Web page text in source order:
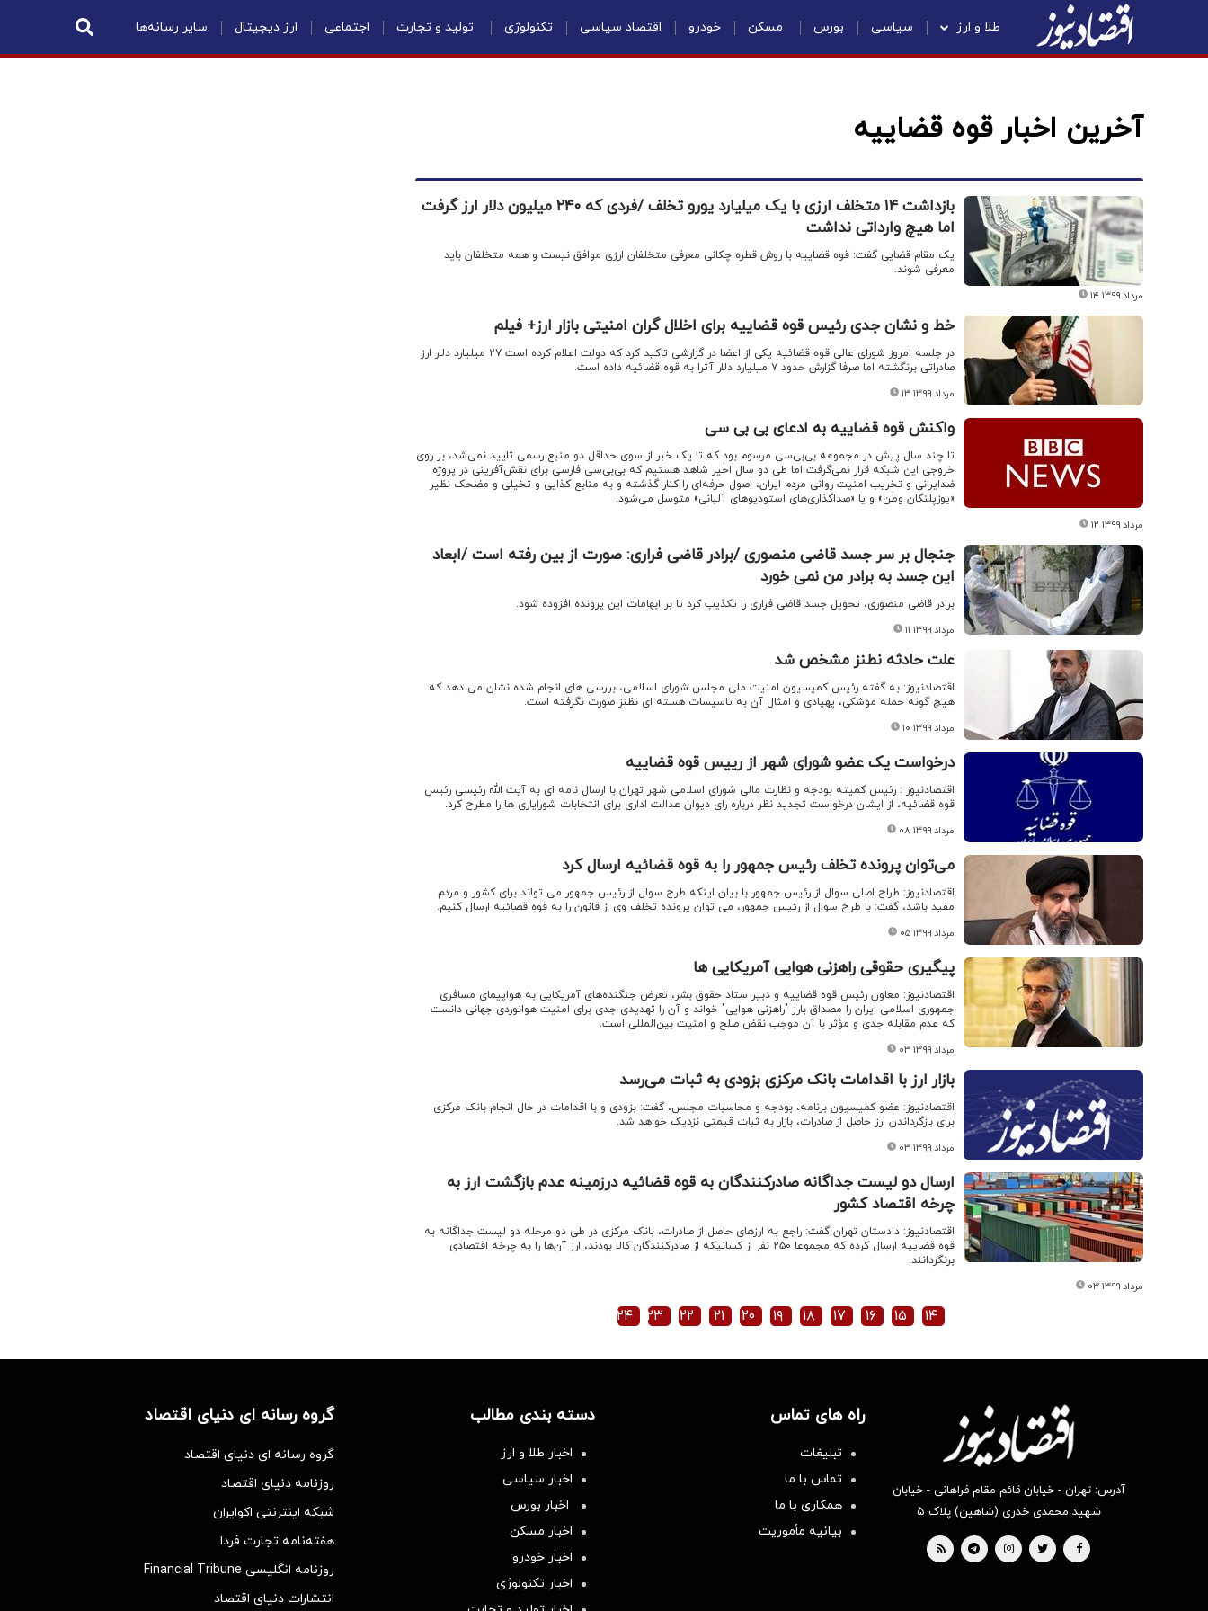
طلا و ارز سیاسی بورس مسکن خودرو اقتصاد سیاسی تکنولوژی تولید و تجارت اجتماعی ارز دیجیتال سایر رسانه‌ها
آخرین اخبار قوه قضاییه
بازداشت ۱۴ متخلف ارزی با یک میلیارد یورو تخلف /فردی که ۲۴۰ میلیون دلار ارز گرفت
اما هیچ وارداتی نداشت
یک مقام قضایی گفت: قوه قضاییه با روش قطره چکانی معرفی متخلفان ارزی موافق نیست و همه متخلفان باید
معرفی شوند.
۱۴ مرداد ۱۳۹۹
خط و نشان جدی رئیس قوه قضاییه برای اخلال گران امنیتی بازار ارز+ فیلم
در جلسه امروز شورای عالی قوه قضائیه یکی از اعضا در گزارشی تاکید کرد که دولت اعلام کرده است ۲۷ میلیارد دلار ارز
صادراتی برنگشته اما صرفا گزارش حدود ۷ میلیارد دلار آترا به قوه قضائیه داده است.
۱۳ مرداد ۱۳۹۹
واکنش قوه قضاییه به ادعای بی بی سی
تا چند سال پیش در مجموعه بی‌بی‌سی مرسوم بود که تا یک خبر از سوی حداقل دو منبع رسمی تایید نمی‌شد، بر روی
خروجی این شبکه قرار نمی‌گرفت اما طی دو سال اخیر شاهد هستیم که بی‌بی‌سی فارسی برای نقش‌آفرینی در پروژه
ضدایرانی و تخریب امنیت روانی مردم ایران، اصول حرفه‌ای را کنار گذشته و به منابع کذایی و تخیلی و مضحک نظیر
«یوزپلنگان وطن» و یا «صداگذاری‌های استودیوهای آلبانی» متوسل می‌شود.
۱۲ مرداد ۱۳۹۹
جنجال بر سر جسد قاضی منصوری /برادر قاضی فراری: صورت از بین رفته است /ابعاد
این جسد به برادر من نمی خورد
برادر قاضی منصوری، تحویل جسد قاضی فراری را تکذیب کرد تا بر ابهامات این پرونده افزوده شود.
۱۱ مرداد ۱۳۹۹
علت حادثه نطنز مشخص شد
اقتصادنیوز: به گفته رئیس کمیسیون امنیت ملی مجلس شورای اسلامی، بررسی های انجام شده نشان می دهد که
هیچ گونه حمله موشکی، پهپادی و امثال آن به تاسیسات هسته ای نظنز صورت نگرفته است.
۱۰ مرداد ۱۳۹۹
درخواست یک عضو شورای شهر از رییس قوه قضاییه
اقتصادنیوز :‌ رئیس کمیته بودجه و نظارت مالی شورای اسلامی شهر تهران با ارسال نامه ای به آیت الله رئیسی رئیس
قوه قضائیه، از ایشان درخواست تجدید نظر درباره رای دیوان عدالت اداری برای انتخابات شورایاری ها را مطرح کرد.
۰۸ مرداد ۱۳۹۹
می‌توان پرونده تخلف رئیس جمهور را به قوه قضائیه ارسال کرد
اقتصادنیوز: طراح اصلی سوال از رئیس جمهور با بیان اینکه طرح سوال از رئیس جمهور می تواند برای کشور و مردم
مفید باشد، گفت: با طرح سوال از رئیس جمهور، می توان پرونده تخلف وی از قانون را به قوه قضائیه ارسال کنیم.
۰۵ مرداد ۱۳۹۹
پیگیری حقوقی راهزنی هوایی آمریکایی ها
اقتصادنیوز: معاون رئیس قوه قضاییه و دبیر ستاد حقوق بشر، تعرض جنگنده‌های آمریکایی به هواپیمای مسافری
جمهوری اسلامی ایران را مصداق بارز "راهزنی هوایی" خواند و آن را تهدیدی جدی برای امنیت هوانوردی جهانی دانست
که عدم مقابله جدی و مؤثر با آن موجب نقض صلح و امنیت بین‌المللی است.
۰۳ مرداد ۱۳۹۹
بازار ارز با اقدامات بانک مرکزی بزودی به ثبات می‌رسد
اقتصادنیوز: عضو کمیسیون برنامه، بودجه و محاسبات مجلس، گفت: بزودی و با اقدامات در حال انجام بانک مرکزی
برای بازگرداندن ارز حاصل از صادرات، بازار به ثبات قیمتی نزدیک خواهد شد.
۰۳ مرداد ۱۳۹۹
ارسال دو لیست جداگانه صادرکنندگان به قوه قضائیه درزمینه عدم بازگشت ارز به
چرخه اقتصاد کشور
اقتصادنیوز: دادستان تهران گفت: راجع به ارزهای حاصل از صادرات، بانک مرکزی در طی دو مرحله دو لیست جداگانه به
قوه قضاییه ارسال کرده که مجموعا ۲۵۰ نفر از کسانیکه از صادرکنندگان کالا بودند، ارز آن‌ها را به چرخه اقتصادی
برنگردانند.
۰۳ مرداد ۱۳۹۹
۱۴ ۱۵ ۱۶ ۱۷ ۱۸ ۱۹ ۲۰ ۲۱ ۲۲ ۲۳ ۲۴
آدرس: تهران - خیابان قائم مقام فراهانی - خیابان
شهید محمدی خدری (شاهین) پلاک ۵
راه های تماس
تبلیغات
تماس با ما
همکاری با ما
بیانیه مأموریت
دسته بندی مطالب
اخبار طلا و ارز
اخبار سیاسی
اخبار بورس
اخبار مسکن
اخبار خودرو
اخبار تکنولوژی
گروه رسانه ای دنیای اقتصاد
گروه رسانه ای دنیای اقتصاد
روزنامه دنیای اقتصاد
شبکه اینترنتی اکوایران
هفته‌نامه تجارت فردا
روزنامه انگلیسی Financial Tribune
انتشارات دنیای اقتصاد